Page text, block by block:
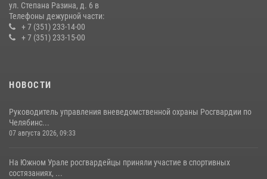
ул. Степана Разина, д. 6 в
Телефоны дежурной части:
+ 7 (351) 233-14-00
+ 7 (351) 233-15-00
НОВОСТИ
Руководитель управления вневедомственной охраны Росгвардии по
Челябинс...
07 августа 2026, 09:33
На Южном Урале росгвардейцы приняли участие в спортивных
состязаниях, ...